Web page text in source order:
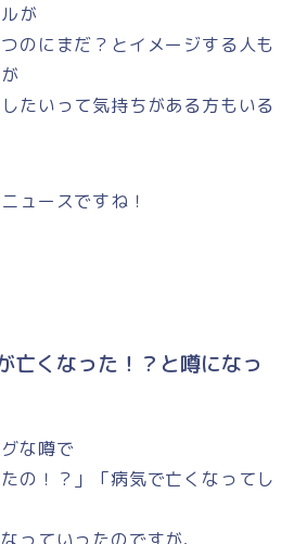
が
のにまだ？とイメージする人も
たいって気持ちがある方もいる
ュースですね！
亡くなった！？と噂になっ
な噂で
の！？」「病気で亡くなってし